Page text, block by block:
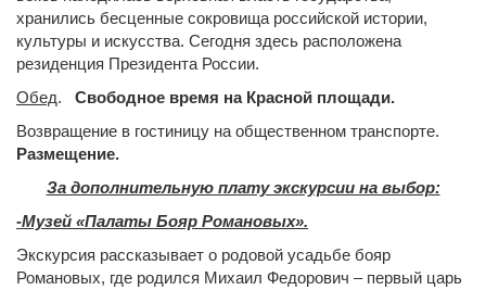
хранились бесценные сокровища российской истории,
культуры и искусства. Сегодня здесь расположена
резиденция Президента России.
Обед. Свободное время на Красной площади.
Возвращение в гостиницу на общественном транспорте.
Размещение.
За дополнительную плату экскурсии на выбор:
-Музей «Палаты Бояр Романовых».
Экскурсия рассказывает о родовой усадьбе бояр
Романовых, где родился Михаил Федорович – первый царь